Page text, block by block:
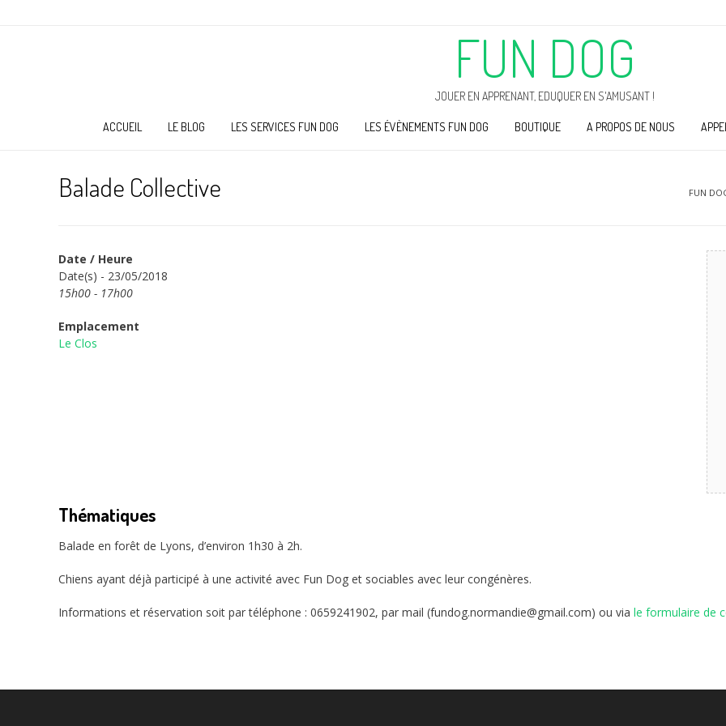
FUN DOG
JOUER EN APPRENANT, EDUQUER EN S'AMUSANT !
ACCUEIL LE BLOG LES SERVICES FUN DOG LES ÉVÈNEMENTS FUN DOG BOUTIQUE A PROPOS DE NOUS
Balade Collective FUN
Date / Heure
Date(s) - 23/05/2018
15h00 - 17h00
Emplacement
Le Clos
Thématiques
Balade en forêt de Lyons, d’environ 1h30 à 2h.
Chiens ayant déjà participé à une activité avec Fun Dog et sociables avec leur congénères.
Informations et réservation soit par téléphone : 0659241902, par mail (fundog.normandie@gmail.com) ou via le formulaire de